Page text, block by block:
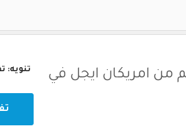
من امريكان ايجل في
تنويه: